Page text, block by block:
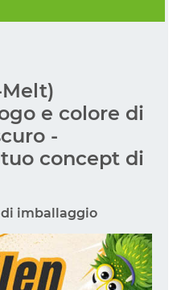
e colore di
-
concept di
imballaggio